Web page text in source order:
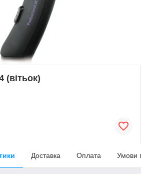
(вітьок)
Доставка Оплата Умови